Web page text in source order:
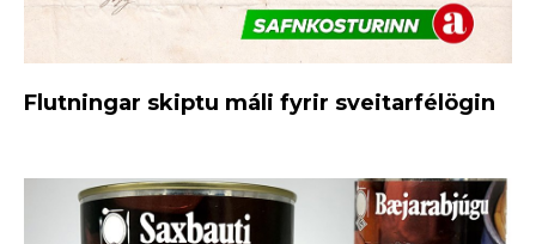
Flutningar skiptu máli fyrir sveitarfélögin